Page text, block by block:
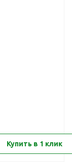
Купить в 1 клик